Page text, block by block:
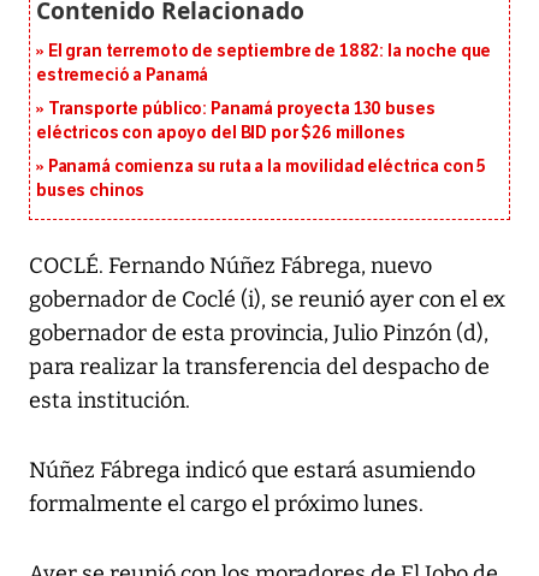
El gran terremoto de septiembre de 1882: la noche que
estremeció a Panamá
Transporte público: Panamá proyecta 130 buses
eléctricos con apoyo del BID por $26 millones
Panamá comienza su ruta a la movilidad eléctrica con 5
buses chinos
COCLÉ. Fernando Núñez Fábrega, nuevo
gobernador de Coclé (i), se reunió ayer con el ex
gobernador de esta provincia, Julio Pinzón (d),
para realizar la transferencia del despacho de
esta institución.
Núñez Fábrega indicó que estará asumiendo
formalmente el cargo el próximo lunes.